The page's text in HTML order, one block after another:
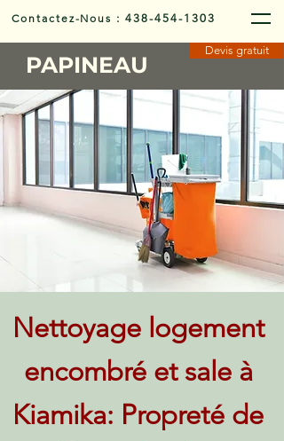
Contactez-Nous :438-454-1303
PAPINEAU
Devis gratuit
Nettoyage logement
encombré et sale à
Kiamika: Propreté de